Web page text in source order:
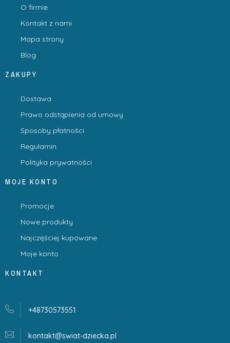
O firmie
Kontakt z nami
Mapa strony
Blog
ZAKUPY
Dostawa
Prawo odstąpienia od umowy
Sposoby płatności
Regulamin
Polityka prywatności
MOJE KONTO
Promocje
Nowe produkty
Najczęściej kupowane
Moje konto
KONTAKT
+48730573551
kontakt@swiat-dziecka. pl